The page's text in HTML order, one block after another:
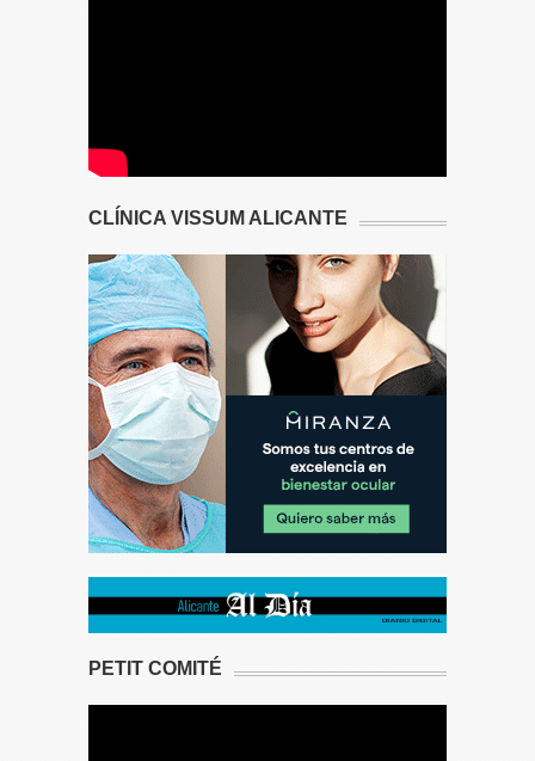
CLÍNICA VISSUM ALICANTE
PETIT COMITÉ